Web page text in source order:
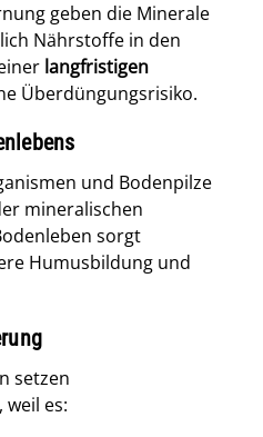
geben die Minerale
Nährstoffe in den
langfristigen
Überdüngungsrisiko.
und Bodenpilze
mineralischen
sorgt
Humusbildung und
setzen
es: